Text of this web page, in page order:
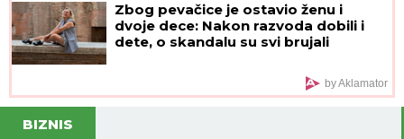
Zbog pevačice je ostavio ženu i
dvoje dece: Nakon razvoda dobili i
dete, o skandalu su svi brujali
by Aklamator
BIZNIS